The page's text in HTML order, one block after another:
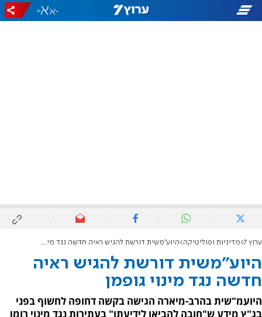
-
+
ערוץ 7 מדיניות ופוליטיקה היוע"משית דורשת להגיש ראיה חדשה נגד מינוי גופמן
היוע"משית דורשת להגיש ראיה
חדשה נגד מינוי גופמן
היועמ"שית בהרב-מיארה הגישה בקשה דחופה לחשוף בפני
בג"ץ מידע ש"חובה להביאו לידיעתו" בעתירות נגד מינוי רומן